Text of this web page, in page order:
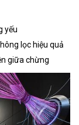
yếu
lọc hiệu quả
giữa chừng